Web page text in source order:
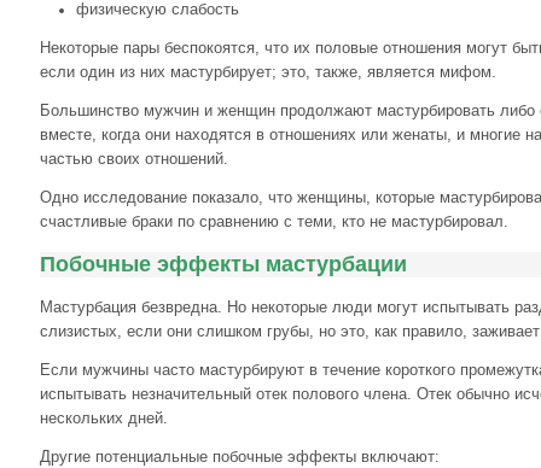
физическую слабость
Некоторые пары беспокоятся, что их половые отношения могут
если один из них мастурбирует; это, также, является мифом.
Большинство мужчин и женщин продолжают мастурбировать либо
вместе, когда они находятся в отношениях или женаты, и многие
частью своих отношений.
Одно исследование показало, что женщины, которые
счастливые браки по сравнению с теми, кто не мастурбировал.
Побочные эффекты мастурбации
Мастурбация безвредна. Но некоторые люди могут испытывать
слизистых, если они слишком грубы, но это, как правило,
Если мужчины часто мастурбируют в течение короткого
испытывать незначительный отек полового члена. Отек обычно
нескольких дней.
Другие потенциальные побочные эффекты включают: